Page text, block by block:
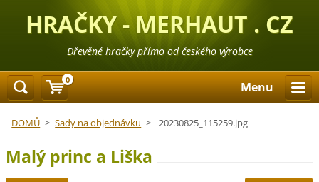
HRAČKY - MERHAUT . CZ
Dřevěné hračky přímo od českého výrobce
Menu
DOMŮ > Sady na objednávku > 20230825_115259.jpg
Malý princ a Liška
0